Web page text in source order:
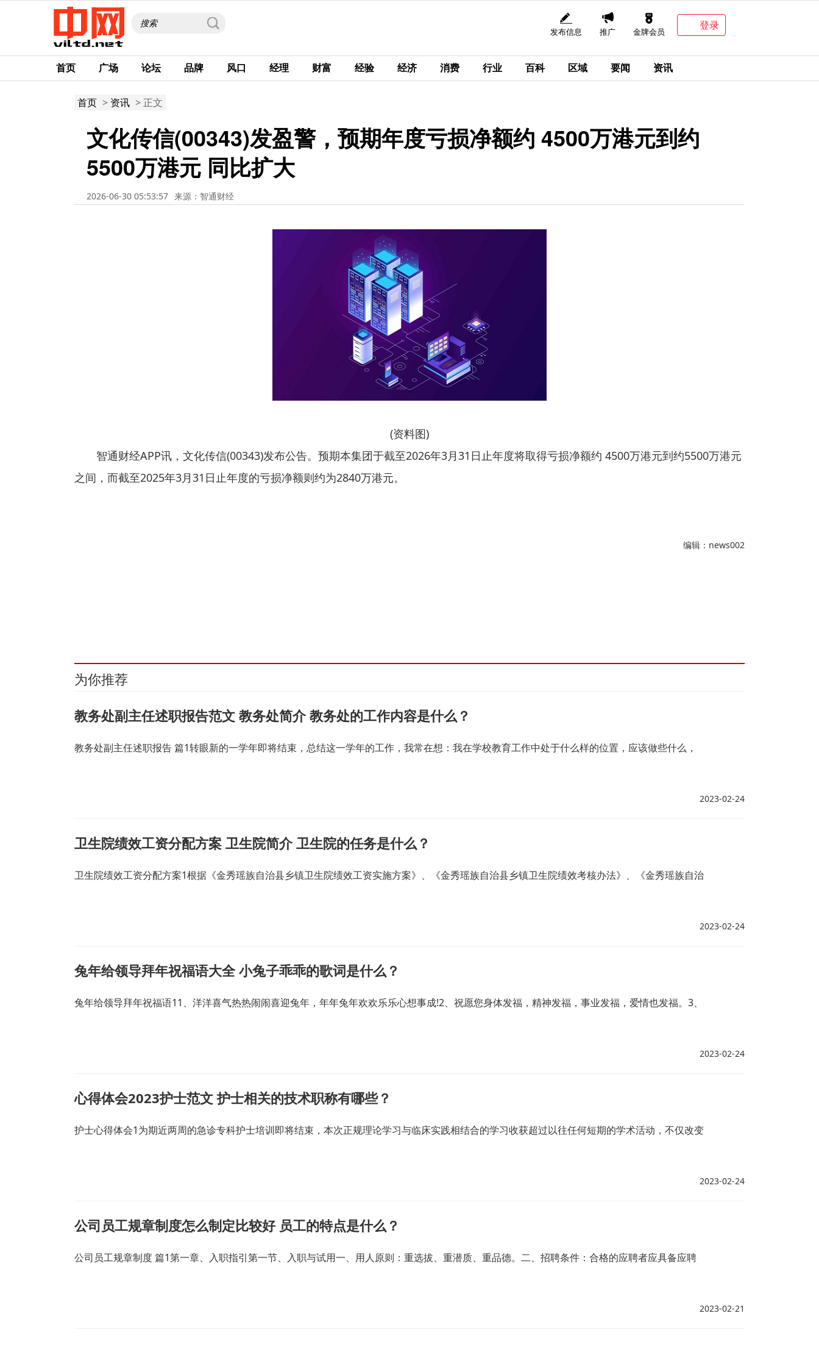
发布信息 推广 金牌会员
登录
首页 广场 论坛 品牌 风口 经理 财富 经验 经济 消费 行业 百科 区域 要闻 资讯
首页 > 资讯 > 正文
文化传信(00343)发盈警，预期年度亏损净额约 4500万港元到约
5500万港元 同比扩大
2026-06-30 05:53:57 来源：智通财经
(资料图)
智通财经APP讯，文化传信(00343)发布公告。预期本集团于截至2026年3月31日止年度将取得亏损净额约 4500万港元到约5500万港元
之间，而截至2025年3月31日止年度的亏损净额则约为2840万港元。
编辑：news002
为你推荐
教务处副主任述职报告范文 教务处简介 教务处的工作内容是什么？
教务处副主任述职报告 篇1转眼新的一学年即将结束，总结这一学年的工作，我常在想：我在学校教育工作中处于什么样的位置，应该做些什么，
2023-02-24
卫生院绩效工资分配方案 卫生院简介 卫生院的任务是什么？
卫生院绩效工资分配方案1根据《金秀瑶族自治县乡镇卫生院绩效工资实施方案》、《金秀瑶族自治县乡镇卫生院绩效考核办法》、《金秀瑶族自治
2023-02-24
兔年给领导拜年祝福语大全 小兔子乖乖的歌词是什么？
兔年给领导拜年祝福语11、洋洋喜气热热闹闹喜迎兔年，年年兔年欢欢乐乐心想事成!2、祝愿您身体发福，精神发福，事业发福，爱情也发福。3、
2023-02-24
心得体会2023护士范文 护士相关的技术职称有哪些？
护士心得体会1为期近两周的急诊专科护士培训即将结束，本次正规理论学习与临床实践相结合的学习收获超过以往任何短期的学术活动，不仅改变
2023-02-24
公司员工规章制度怎么制定比较好 员工的特点是什么？
公司员工规章制度 篇1第一章、入职指引第一节、入职与试用一、用人原则：重选拔、重潜质、重品德。二、招聘条件：合格的应聘者应具备应聘
2023-02-21